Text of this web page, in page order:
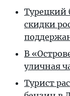
Турецкий
скидки
В
уличная
Турист